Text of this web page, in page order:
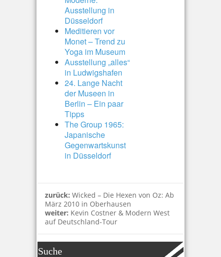
Ausstellung in
Düsseldorf
Meditieren vor
Monet – Trend zu
Yoga im Museum
Ausstellung „alles“
in Ludwigshafen
24. Lange Nacht
der Museen in
Berlin – Ein paar
Tipps
The Group 1965:
Japanische
Gegenwartskunst
in Düsseldorf
zurück: Wicked – Die Hexen von Oz: Ab
März 2010 in Oberhausen
weiter: Kevin Costner & Modern West
auf Deutschland-Tour
Suche